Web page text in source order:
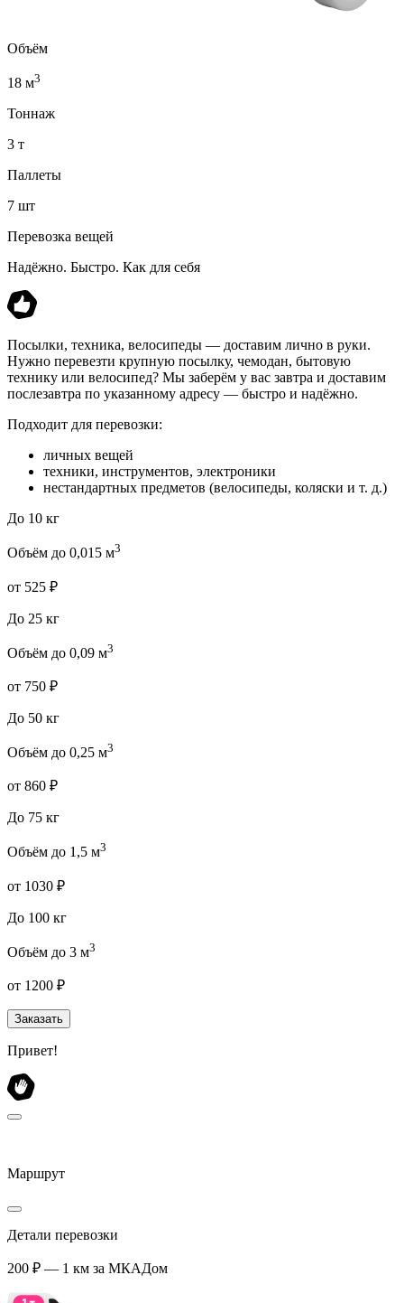
Объём
18 м3
Тоннаж
3 т
Паллеты
7 шт
Перевозка вещей
Надёжно. Быстро. Как для себя
Посылки, техника, велосипеды — доставим лично в руки.
Нужно перевезти крупную посылку, чемодан, бытовую
технику или велосипед? Мы заберём у вас завтра и доставим
послезавтра по указанному адресу — быстро и надёжно.
Подходит для перевозки:
личных вещей
техники, инструментов, электроники
нестандартных предметов (велосипеды, коляски и т. д.)
До 10 кг
Объём до 0,015 м3
от 525 ₽
До 25 кг
Объём до 0,09 м3
от 750 ₽
До 50 кг
Объём до 0,25 м3
от 860 ₽
До 75 кг
Объём до 1,5 м3
от 1030 ₽
До 100 кг
Объём до 3 м3
от 1200 ₽
Заказать
Привет!
Маршрут
Детали перевозки
200 ₽ — 1 км за МКАДом